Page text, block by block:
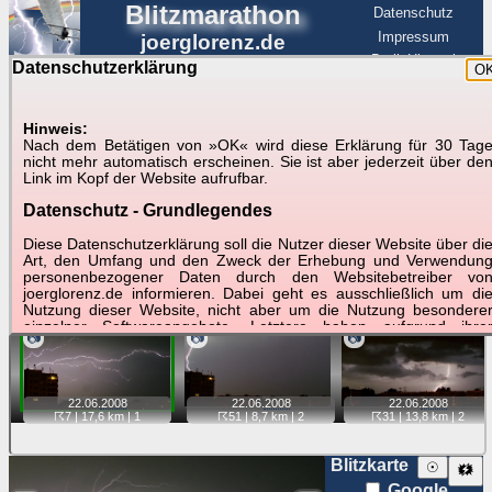
Datenschutzerklärung
Hinweis:
Nach dem Betätigen von »OK« wird diese Erklärung für 30 Tage
nicht mehr automatisch erscheinen. Sie ist aber jederzeit über den
Link im Kopf der Website aufrufbar.
Datenschutz - Grundlegendes
Diese Datenschutzerklärung soll die Nutzer dieser Website über die
Art, den Umfang und den Zweck der Erhebung und Verwendung
personenbezogener Daten durch den Websitebetreiber von
joerglorenz.de informieren. Dabei geht es ausschließlich um die
Nutzung dieser Website, nicht aber um die Nutzung besonderer
einzelner Softwareangebote. Letztere haben aufgrund ihrer
Funktionen Besonderheiten, so dass verschiedene Daten
gespeichert werden müssen, die für das Funktionieren erforderlich
sind. Hier ist es wichtig, dass Sie selbst zum Testen dieser
Funktionen möglichst erfundene Daten verwenden. Ansonsten wird
auf die spezifischen Besonderheiten beim jeweiligen Angebot
gesondert hingewiesen.
Generell gilt: Wenn Sie ein Angebot bei den Add-Ins nutzen, bei
dem Daten übertragen werden, werden diese Daten auf dem
Blitzmarathon
joerglorenz.de
Datenschutz
Impressum
BerlinHimmel
Blitzmarathon
Gewitter über Berlin:
22.06.2008
Tipp:Auf der Karte beim Einzelfoto können
Sie auf ihre Position tippen und sehen, wie
weit die gewählte Position zu den Blitzen auf dem Foto bzw.
im Video entfernt ist. Quelle der Blitzdaten:
kachelmannwetter. Doppelklick auf Thumb zum Anzeigen.
📷
22.06. 2008
☈7| 17,6 km |1
📷
22.06. 2008
☈51| 8,7 km |2
📷
22.06. 2008
☈31| 13,8 km |2
Blitzkarte 🗱
☉